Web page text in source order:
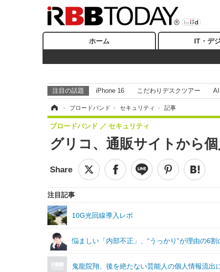
ホーム IT・デ
注目の話題 iPhone 16 こだわりデスクツアー AI
› ブロードバンド › セキュリティ › 記事
グリコ、通販サイトから
ブロードバンド セキュリティ
注目記事
10G光回線導入レポ
悩ましい「内部不正」、“うっかり”が理由の6割
鬼龍院翔、後を絶たない芸能人の個人情報流出